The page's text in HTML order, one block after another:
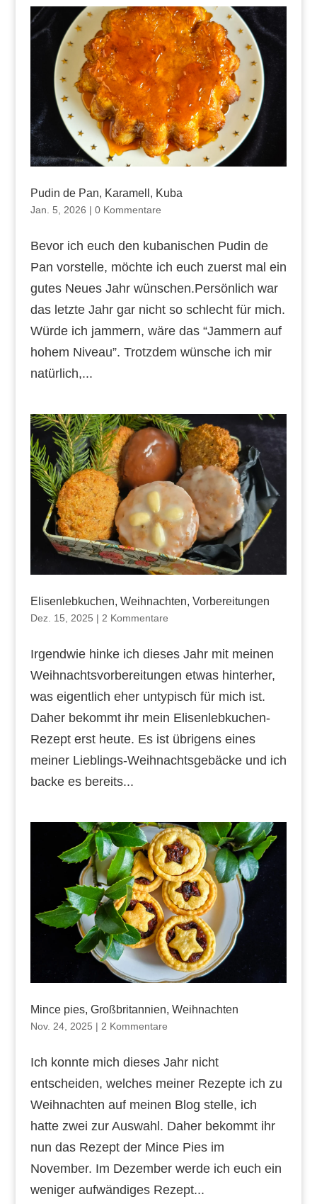
Pudin de Pan, Karamell, Kuba
Jan. 5, 2026 | 0 Kommentare
Bevor ich euch den kubanischen Pudin de
Pan vorstelle, möchte ich euch zuerst mal ein
gutes Neues Jahr wünschen.Persönlich war
das letzte Jahr gar nicht so schlecht für mich.
Würde ich jammern, wäre das “Jammern auf
hohem Niveau”. Trotzdem wünsche ich mir
natürlich,...
Elisenlebkuchen, Weihnachten, Vorbereitungen
Dez. 15, 2025 | 2 Kommentare
Irgendwie hinke ich dieses Jahr mit meinen
Weihnachtsvorbereitungen etwas hinterher,
was eigentlich eher untypisch für mich ist.
Daher bekommt ihr mein Elisenlebkuchen-
Rezept erst heute. Es ist übrigens eines
meiner Lieblings-Weihnachtsgebäcke und ich
backe es bereits...
Mince pies, Großbritannien, Weihnachten
Nov. 24, 2025 | 2 Kommentare
Ich konnte mich dieses Jahr nicht
entscheiden, welches meiner Rezepte ich zu
Weihnachten auf meinen Blog stelle, ich
hatte zwei zur Auswahl. Daher bekommt ihr
nun das Rezept der Mince Pies im
November. Im Dezember werde ich euch ein
weniger aufwändiges Rezept...